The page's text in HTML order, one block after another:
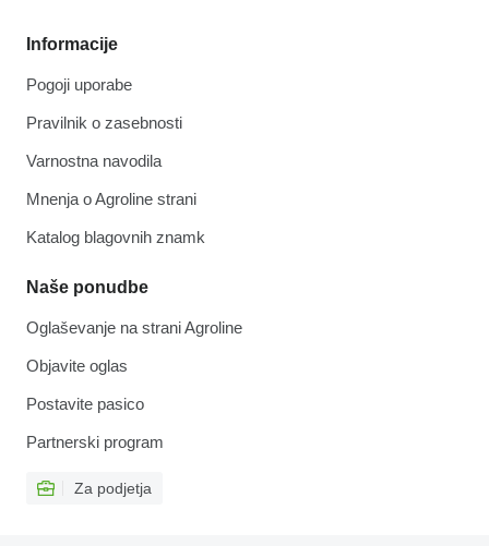
Informacije
Pogoji uporabe
Pravilnik o zasebnosti
Varnostna navodila
Mnenja o Agroline strani
Katalog blagovnih znamk
Naše ponudbe
Oglaševanje na strani Agroline
Objavite oglas
Postavite pasico
Partnerski program
Za podjetja